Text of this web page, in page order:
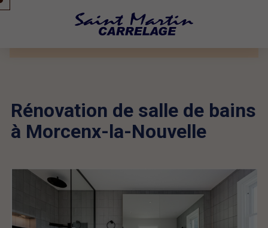
Rénovation de salle de bains
à Morcenx-la-Nouvelle